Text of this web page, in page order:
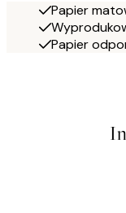
Papier
Papier